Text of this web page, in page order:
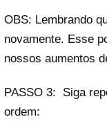
OBS: Lembrando
novamente. Esse
nossos aumentos
PASSO 3: Siga
ordem: